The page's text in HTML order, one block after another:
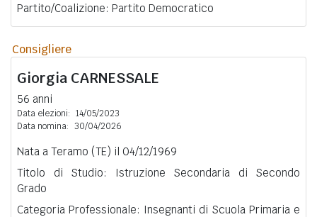
Partito/Coalizione: Partito Democratico
Consigliere
Giorgia CARNESSALE
56 anni
Data elezioni: 14/05/2023
Data nomina: 30/04/2026
Nata a Teramo (TE) il 04/12/1969
Titolo di Studio: Istruzione Secondaria di Secondo
Grado
Categoria Professionale: Insegnanti di Scuola Primaria e